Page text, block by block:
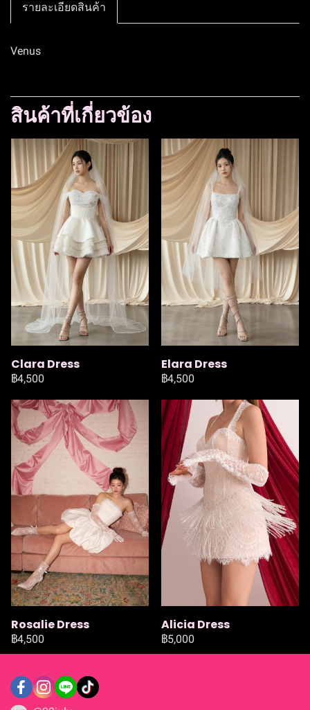
รายละเอียดสินค้า
Venus
สินค้าที่เกี่ยวข้อง
Clara Dress
฿4,500
Elara Dress
฿4,500
Rosalie Dress
฿4,500
Alicia Dress
฿5,000